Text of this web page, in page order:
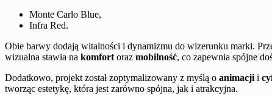
Monte Carlo Blue,
Infra Red.
Obie barwy dodają witalności i dynamizmu do wizerunku marki.
wizualna stawia na komfortoraz mobilność, co zapewnia spójne
Dodatkowo, projekt został zoptymalizowany z myślą o animacjii
tworząc estetykę, która jest zarówno spójna, jak i atrakcyjna.